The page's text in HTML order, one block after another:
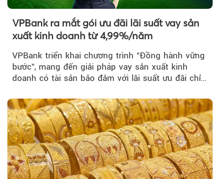
VPBank ra mắt gói ưu đãi lãi suất vay sản
xuất kinh doanh từ 4,99%/năm
VPBank triển khai chương trình “Đồng hành vững
bước”, mang đến giải pháp vay sản xuất kinh
doanh có tài sản bảo đảm với lãi suất ưu đãi chỉ